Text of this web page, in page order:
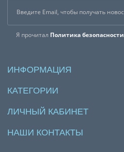
Я прочитал Политика безопасности
ИНФОРМАЦИЯ
КАТЕГОРИИ
ЛИЧНЫЙ КАБИНЕТ
НАШИ КОНТАКТЫ